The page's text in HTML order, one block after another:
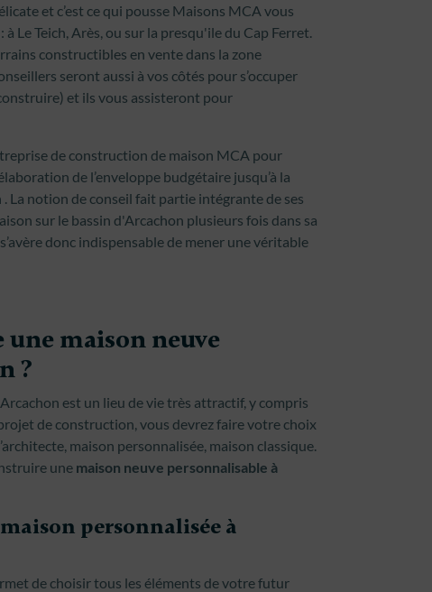
et c’est ce qui pousse Maisons MCA vous
Le Teich, Arès, ou sur la presqu'ile du Cap Ferret.
constructibles en vente dans la zone
seront aussi à vos côtés pour s’occuper
et ils vous assisteront pour
de construction de maison MCA pour
de l’enveloppe budgétaire jusqu’à la
La notion de conseil fait partie intégrante de ses
sur le bassin d'Arcachon plusieurs fois dans sa
donc indispensable de mener une véritable
maison neuve
?
est un lieu de vie très attractif, y compris
de construction, vous devrez faire votre choix
maison personnalisée, maison classique.
une maison neuve personnalisable à
personnalisée à
de choisir tous les éléments de votre futur